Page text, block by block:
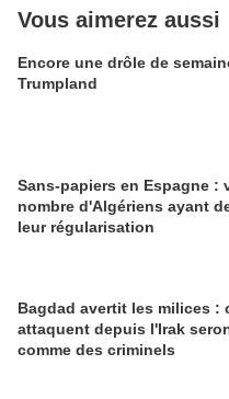
Vous aimerez aussi
Encore une drôle de
Trumpland
Sans-papiers en Espagne :
nombre d'Algériens ayant
leur régularisation
Bagdad avertit les milices :
attaquent depuis l'Irak
comme des criminels